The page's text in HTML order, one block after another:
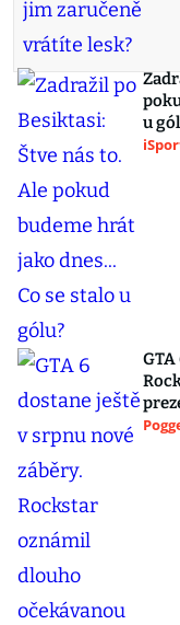
u